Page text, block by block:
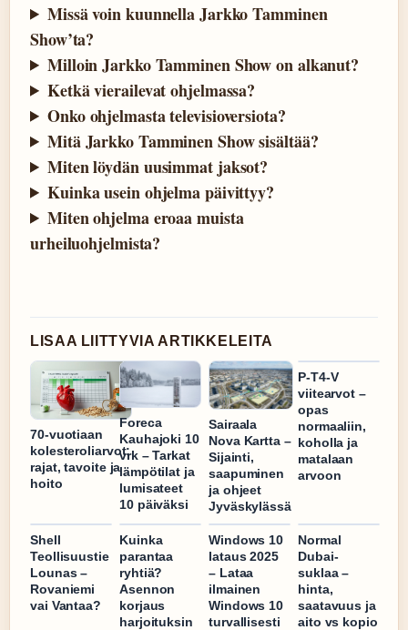
Missä voin kuunnella Jarkko Tamminen
Show’ta?
Milloin Jarkko Tamminen Show on alkanut?
Ketkä vierailevat ohjelmassa?
Onko ohjelmasta televisioversiota?
Mitä Jarkko Tamminen Show sisältää?
Miten löydän uusimmat jaksot?
Kuinka usein ohjelma päivittyy?
Miten ohjelma eroaa muista
urheiluohjelmista?
LISAA LIITTYVIA ARTIKKELEITA
70-vuotiaan
kolesteroliarvot:
rajat, tavoite ja
hoito
Foreca
Kauhajoki 10
vrk – Tarkat
lämpötilat ja
lumisateet
10 päiväksi
Sairaala
Nova Kartta –
Sijainti,
saapuminen
ja ohjeet
Jyväskylässä
P-T4-V
viitearvot –
opas
normaaliin,
koholla ja
matalaan
arvoon
Shell
Teollisuustie
Lounas –
Rovaniemi
vai Vantaa?
Kuinka
parantaa
ryhtiä?
Asennon
korjaus
harjoituksin
Windows 10
lataus 2025
– Lataa
ilmainen
Windows 10
turvallisesti
Normal
Dubai-
suklaa –
hinta,
saatavuus ja
aito vs kopio